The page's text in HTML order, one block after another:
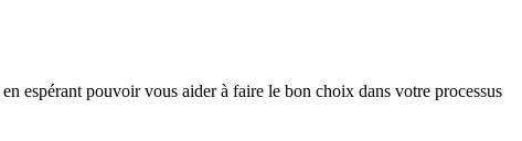
espérant pouvoir vous aider à faire le bon choix dans votre processus